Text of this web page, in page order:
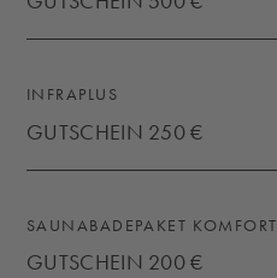
INFRAPLUS
GUTSCHEIN 250 €
SAUNABADEPAKET KOMFORT
GUTSCHEIN 200 €